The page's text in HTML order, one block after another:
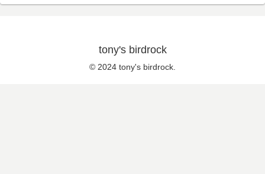
tony's birdrock
© 2024 tony's birdrock.